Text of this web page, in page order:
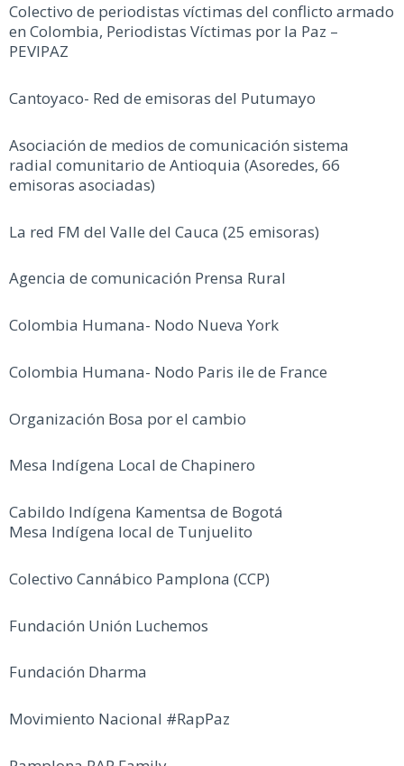
Colectivo de periodistas víctimas del conflicto armado
en Colombia, Periodistas Víctimas por la Paz –
PEVIPAZ
Cantoyaco- Red de emisoras del Putumayo
Asociación de medios de comunicación sistema
radial comunitario de Antioquia (Asoredes, 66
emisoras asociadas)
La red FM del Valle del Cauca (25 emisoras)
Agencia de comunicación Prensa Rural
Colombia Humana- Nodo Nueva York
Colombia Humana- Nodo Paris ile de France
Organización Bosa por el cambio
Mesa Indígena Local de Chapinero
Cabildo Indígena Kamentsa de Bogotá
Mesa Indígena local de Tunjuelito
Colectivo Cannábico Pamplona (CCP)
Fundación Unión Luchemos
Fundación Dharma
Movimiento Nacional #RapPaz